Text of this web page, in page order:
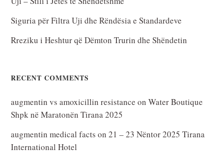
Siguria për Filtra Uji dhe Rëndësia e Standardeve
Rreziku i Heshtur që Dëmton Trurin dhe Shëndetin
RECENT COMMENTS
augmentin vs amoxicillin resistance onWater Boutique
Shpk në Maratonën Tirana 2025
augmentin medical facts on21 – 23 Nëntor 2025 Tirana
International Hotel